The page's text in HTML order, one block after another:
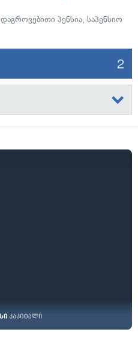
დაგროვებითი პენსია, საპენსიო
2